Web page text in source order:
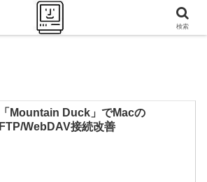
千里の道も一歩から
「Mountain Duck」でMacの
FTP/WebDAV接続改善
検索